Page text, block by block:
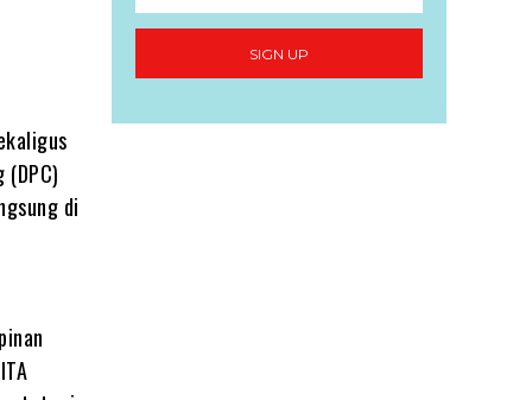
di
SIGN UP